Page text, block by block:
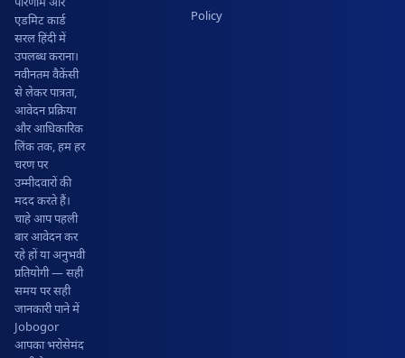
एडमिट कार्ड
सरल हिंदी में
उपलब्ध कराना।
नवीनतम वैकेंसी
से लेकर पात्रता,
आवेदन प्रक्रिया
और आधिकारिक
लिंक तक, हम हर
चरण पर
उम्मीदवारों की
मदद करते हैं।
चाहे आप पहली
बार आवेदन कर
रहे हों या अनुभवी
प्रतियोगी — सही
समय पर सही
जानकारी पाने में
Jobogor
आपका भरोसेमंद
Policy